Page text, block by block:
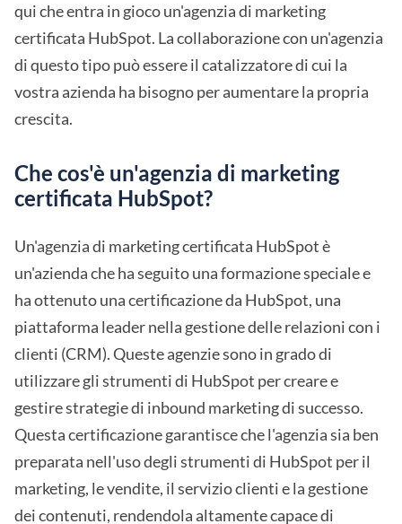
qui che entra in gioco un'agenzia di marketing
certificata HubSpot. La collaborazione con un'agenzia
di questo tipo può essere il catalizzatore di cui la
vostra azienda ha bisogno per aumentare la propria
crescita.
Che cos'è un'agenzia di marketing
certificata HubSpot?
Un'agenzia di marketing certificata HubSpot è
un'azienda che ha seguito una formazione speciale e
ha ottenuto una certificazione da HubSpot, una
piattaforma leader nella gestione delle relazioni con i
clienti (CRM). Queste agenzie sono in grado di
utilizzare gli strumenti di HubSpot per creare e
gestire strategie di inbound marketing di successo.
Questa certificazione garantisce che l'agenzia sia ben
preparata nell'uso degli strumenti di HubSpot per il
marketing, le vendite, il servizio clienti e la gestione
dei contenuti, rendendola altamente capace di